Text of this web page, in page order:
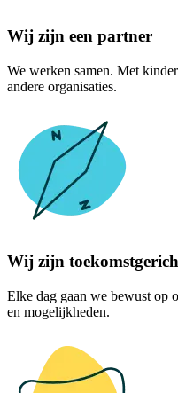
Wij zijn een partner
We werken samen. Met
andere organisaties.
Wij zijn
Elke dag gaan we bewust op
en mogelijkheden.